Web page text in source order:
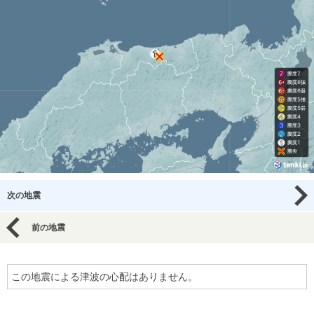
次の地震
前の地震
この地震による津波の心配はありません。